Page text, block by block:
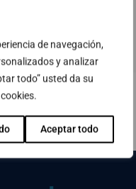
de navegación,
y analizar
todo” usted da su
Aceptar todo